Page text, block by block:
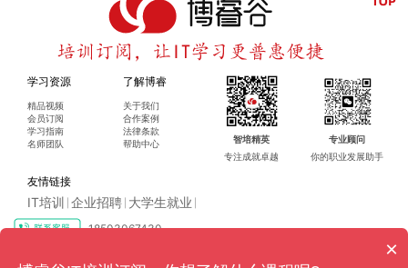
学习资源
精品视频
会员订阅
学习指南
名师团队
了解博睿
关于我们
合作案例
法律条款
帮助中心
智培精英
专注成就卓越
专业顾问
你的职业发展助手
友情链接
IT培训 企业招聘 大学生就业
18503067430
×